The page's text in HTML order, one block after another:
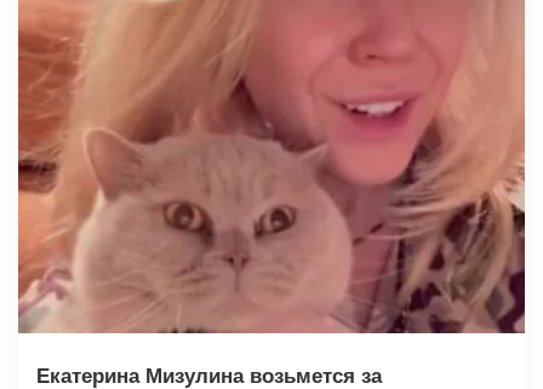
Екатерина Мизулина возьмется за